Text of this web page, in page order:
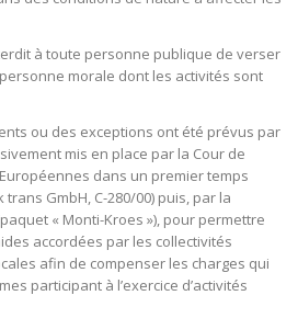
à toute personne publique de verser
morale dont les activités sont
ou des exceptions ont été prévus par
mis en place par la Cour de
dans un premier temps
trans GmbH, C-280/00) puis, par la
« Monti-Kroes »), pour permettre
accordées par les collectivités
afin de compenser les charges qui
participant à l’exercice d’activités